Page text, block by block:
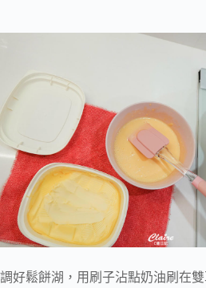
調好鬆餅湖，用刷子沾點奶油刷在